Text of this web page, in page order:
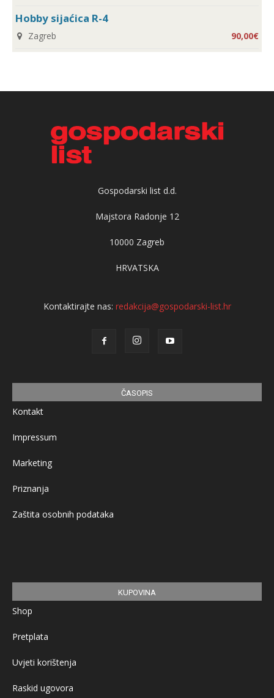
Hobby sijaćica R-4
Zagreb 90,00€
Gospodarski list d.d.
Majstora Radonje 12
10000 Zagreb
HRVATSKA
Kontaktirajte nas: redakcija@gospodarski-list.hr
ČASOPIS
Kontakt
Impressum
Marketing
Priznanja
Zaštita osobnih podataka
KUPOVINA
Shop
Pretplata
Uvjeti korištenja
Raskid ugovora